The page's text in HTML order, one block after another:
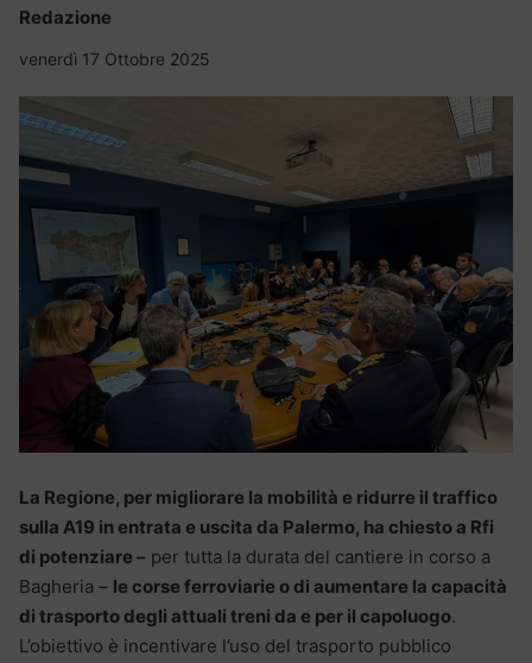
Redazione
venerdì 17 Ottobre 2025
La Regione, per migliorare la mobilità e ridurre il traffico
sulla A19 in entrata e uscita da Palermo, ha chiesto a Rfi
di potenziare – per tutta la durata del cantiere in corso a
Bagheria – le corse ferroviarie o di aumentare la capacità
di trasporto degli attuali treni da e per il capoluogo.
L’obiettivo è incentivare l’uso del trasporto pubblico